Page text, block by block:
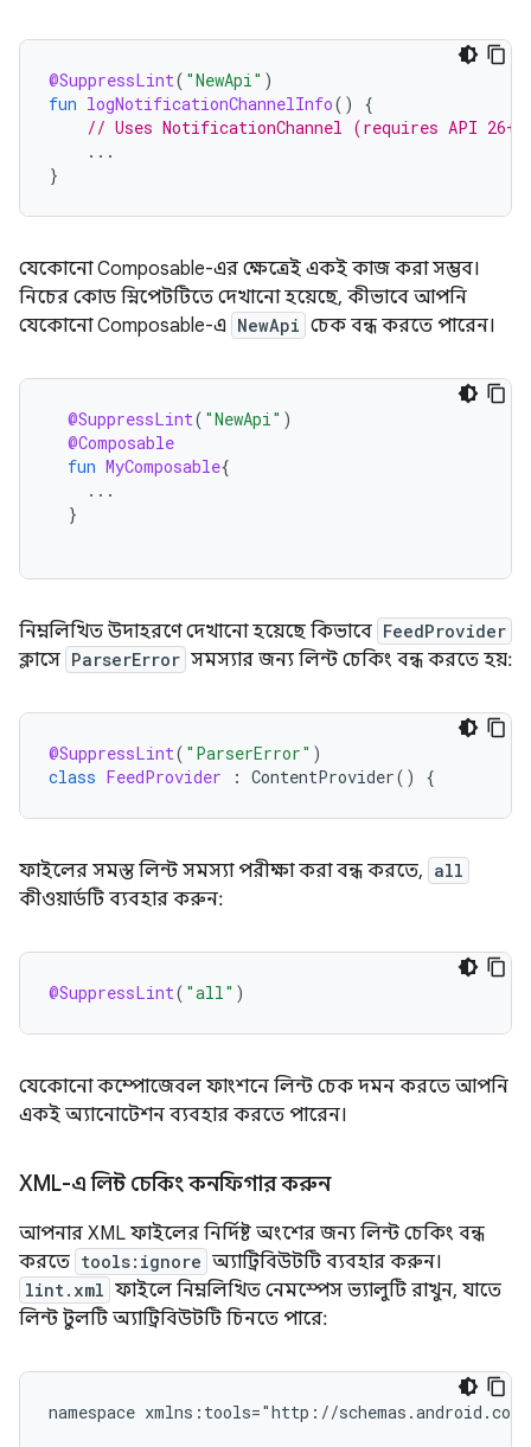
@SuppressLint( "NewApi" )
fun logNotificationChannelInfo()
{
// Uses NotificationChannel (requires API 26+)
...
}
যেকোনো Composable-এর ক্ষেত্রেই একই কাজ করা সম্ভব।
নিচের কোড স্নিপেটটিতে দেখানো হয়েছে, কীভাবে আপনি
যেকোনো Composable-এ NewApi চেক বন্ধ করতে পারেন।
@SuppressLint( "NewApi" )
@Composable
fun MyComposable{
...
}
নিম্নলিখিত উদাহরণে দেখানো হয়েছে কিভাবে FeedProvider
ক্লাসে ParserError সমস্যার জন্য লিন্ট চেকিং বন্ধ করতে হয়:
@SuppressLint( "ParserError" )
class FeedProvider : ContentProvider() {
ফাইলের সমস্ত লিন্ট সমস্যা পরীক্ষা করা বন্ধ করতে, all
কীওয়ার্ডটি ব্যবহার করুন:
@SuppressLint( "all" )
যেকোনো কম্পোজেবল ফাংশনে লিন্ট চেক দমন করতে আপনি
একই অ্যানোটেশন ব্যবহার করতে পারেন।
XML-এ লিন্ট চেকিং কনফিগার করুন
আপনার XML ফাইলের নির্দিষ্ট অংশের জন্য লিন্ট চেকিং বন্ধ
করতে tools:ignore অ্যাট্রিবিউটটি ব্যবহার করুন।
lint.xml ফাইলে নিম্নলিখিত নেমস্পেস ভ্যালুটি রাখুন, যাতে
লিন্ট টুলটি অ্যাট্রিবিউটটি চিনতে পারে:
namespace xmlns:tools="http://